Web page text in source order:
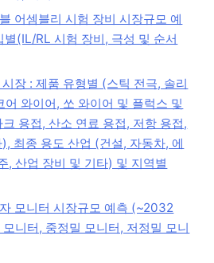
어셈블리 시험 장비 시장규모 예
(IL/RL 시험 장비, 극성 및 순서
장 : 제품 유형별 (스틱 전극, 솔리
어 와이어, 쏘 와이어 및 플럭스 및
용접, 산소 연료 용접, 저항 용접,
최종 용도 산업 (건설, 자동차, 에
, 산업 장비 및 기타) 및 지역별
모니터 시장규모 예측 (~2032
니터, 중정밀 모니터, 저정밀 모니